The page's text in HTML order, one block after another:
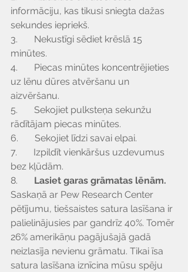
informāciju, kas tikusi sniegta dažas
sekundes iepriekš.
3.       Nekustīgi sēdiet krēslā 15
minūtes.
4.       Piecas minūtes koncentrējieties
uz lēnu dūres atvēršanu un
aizvēršanu.
5.       Sekojiet pulksteņa sekunžu
rādītājam piecas minūtes.
6.       Sekojiet līdzi savai elpai.
7.       Izpildīt vienkāršus uzdevumus
bez kļūdām.
8. Lasiet garas grāmatas lēnām.
Saskaņā ar Pew Research Center
pētījumu, tiešsaistes satura lasīšana ir
palielinājusies par gandrīz 40%. Tomēr
26% amerikāņu pagājušajā gadā
neizlasīja nevienu grāmatu. Tikai īsa
satura lasīšana iznīcina mūsu spēju